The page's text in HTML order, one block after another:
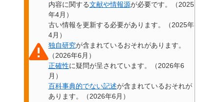
内容に関する文献や情報源が必要です。 （2025
年4月 ）
古い情報を更新する必要があります。 （2025年
4月 ）
独自研究が含まれているおそれがあります。
（2026年6月 ）
正確性に疑問が呈されています。 （2026年6
月 ）
百科事典的でない記述が含まれているおそれが
あります。
（2026年6月 ）